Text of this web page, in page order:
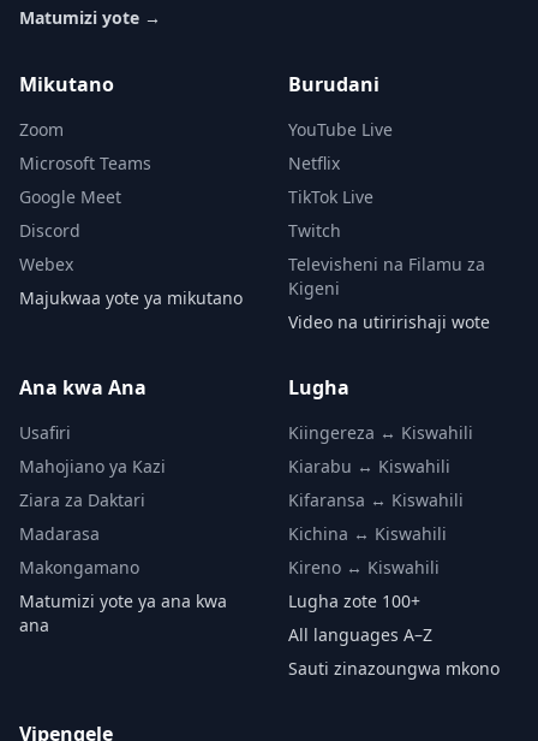
Matumizi yote →
Mikutano
Zoom
Microsoft Teams
Google Meet
Discord
Webex
Majukwaa yote ya mikutano
Burudani
YouTube Live
Netflix
TikTok Live
Twitch
Televisheni na Filamu za
Kigeni
Video na utiririshaji wote
Ana kwa Ana
Usafiri
Mahojiano ya Kazi
Ziara za Daktari
Madarasa
Makongamano
Matumizi yote ya ana kwa
ana
Lugha
Kiingereza ↔ Kiswahili
Kiarabu ↔ Kiswahili
Kifaransa ↔ Kiswahili
Kichina ↔ Kiswahili
Kireno ↔ Kiswahili
Lugha zote 100+
All languages A–Z
Sauti zinazoungwa mkono
Vipengele